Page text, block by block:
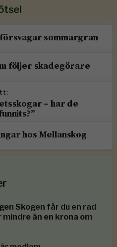
sommargran
följer skadegörare
– har de
hos Mellanskog
Skogen får du en rad
mindre än en krona om